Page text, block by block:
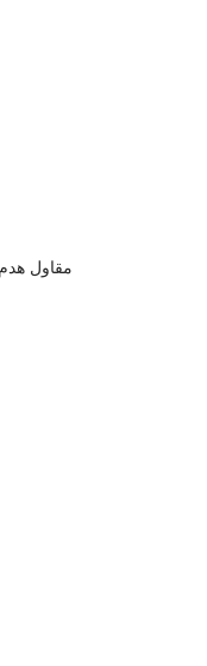
مقاول